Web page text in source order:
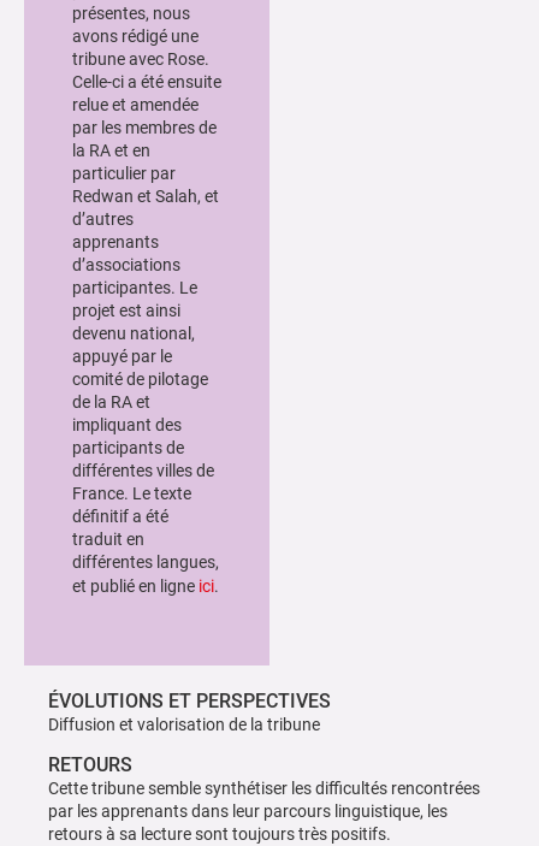
présentes, nous
avons rédigé une
tribune avec Rose.
Celle-ci a été ensuite
relue et amendée
par les membres de
la RA et en
particulier par
Redwan et Salah, et
d’autres
apprenants
d’associations
participantes. Le
projet est ainsi
devenu national,
appuyé par le
comité de pilotage
de la RA et
impliquant des
participants de
différentes villes de
France. Le texte
définitif a été
traduit en
différentes langues,
et publié en ligne ici.
ÉVOLUTIONS ET PERSPECTIVES
Diffusion et valorisation de la tribune
RETOURS
Cette tribune semble synthétiser les difficultés rencontrées
par les apprenants dans leur parcours linguistique, les
retours à sa lecture sont toujours très positifs.